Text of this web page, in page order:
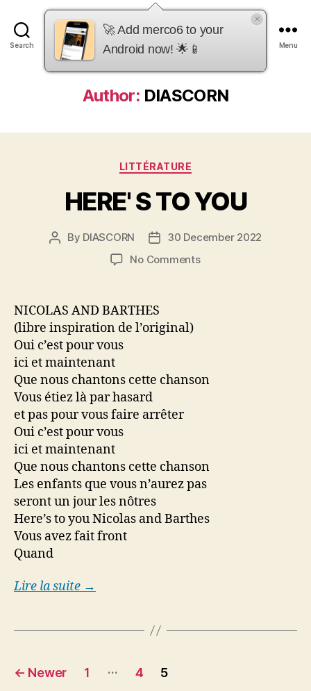
Search
merco6
Menu
Author: DIASCORN
Categories
LITTÉRATURE
HERE' S TO YOU
Post
By DIASCORN
Post30 December 2022
No Commentson
NICOLAS AND BARTHES
(libre inspiration de l’original)
Oui c’est pour vous
ici et maintenant
Que nous chantons cette chanson
Vous étiez là par hasard
et pas pour vous faire arrêter
Oui c’est pour vous
ici et maintenant
Que nous chantons cette chanson
Les enfants que vous n’aurez pas
seront un jour les nôtres
Here’s to you Nicolas and Barthes
Vous avez fait front
Quand
Lire la suite →
Posts
← Newer 1 … 4 5
🚀 Add merco6 to your
Android now! 🌟📱
×